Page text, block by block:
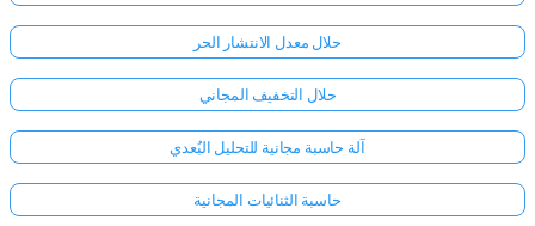
حلال معدل الانتشار الحر
حلال التخفيف المجاني
آلة حاسبة مجانية للتحليل البُعدي
حاسبة الثنائيات المجانية